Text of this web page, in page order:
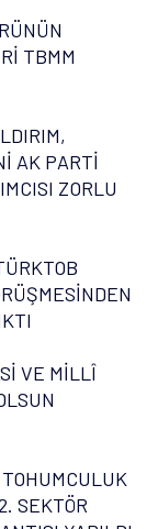
TBMM
AK PARTİ
ZORLU
VE MİLLÎ
SEKTÖR